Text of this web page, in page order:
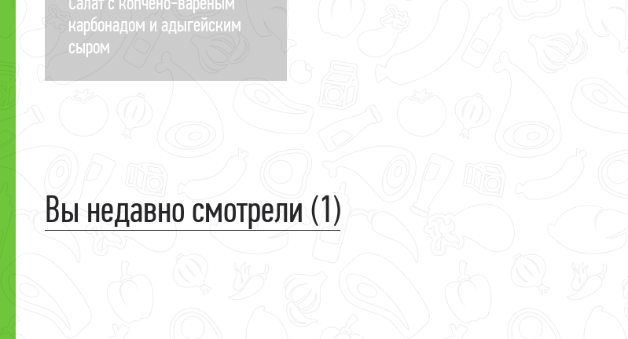
карбонадом и адыгейским
сыром
Вы недавно смотрели (1)